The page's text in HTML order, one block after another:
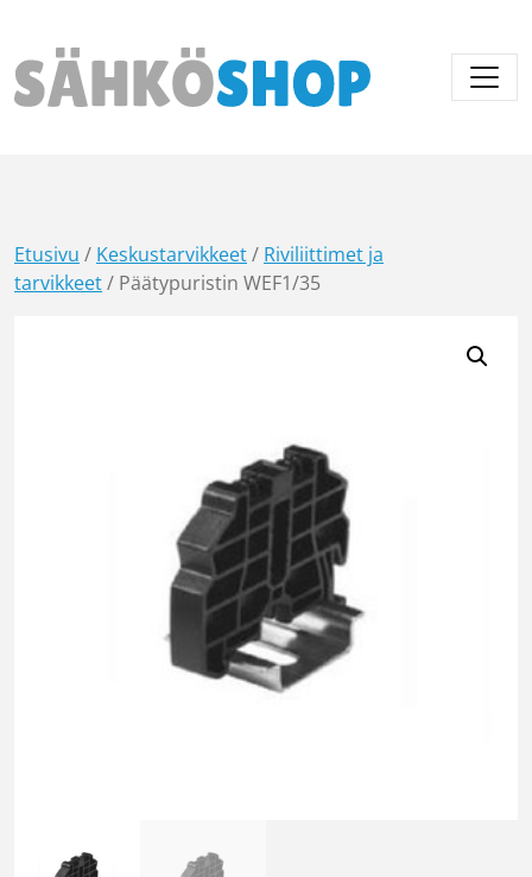
Päävalikko
Etusivu / Keskustarvikkeet/ Riviliittimet ja
tarvikkeet/ Päätypuristin WEF1/35